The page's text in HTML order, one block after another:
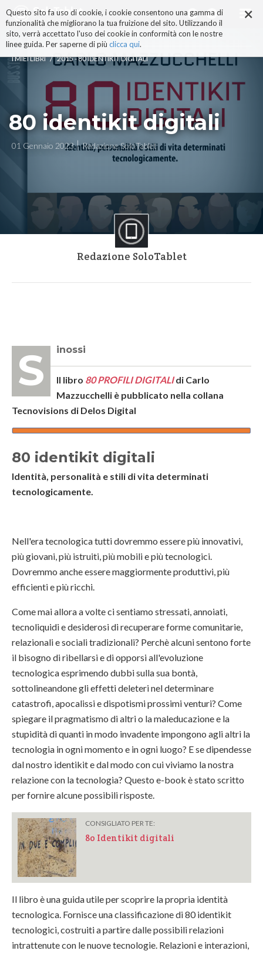
×
Questo sito fa uso di cookie, i cookie consentono una gamma di
funzionalità che migliorano la tua fruizione del sito. Utilizzando il
sito, verrà accettato l'uso dei cookie in conformità con le nostre
linee guida. Per saperne di più clicca qui.
ai
contenuti.
|
alla
navigazione
I MIEI LIBRI / 2015 - 80 IDENTIKIT DIGITALI
80 identikit digitali
01 Gennaio 2023 Redazione SoloTablet
Redazione SoloTablet
Sinossi
Il libro 80 PROFILI DIGITALI di Carlo
Mazzucchelli è pubblicato nella collana
Tecnovisions di Delos Digital
80 identikit digitali
Identità, personalità e stili di vita determinati
tecnologicamente.
Nell'era tecnologica tutti dovremmo essere più innovativi,
più giovani, più istruiti, più mobili e più tecnologici.
Dovremmo anche essere maggiormente produttivi, più
efficienti e più ricchi.
Come mai allora a volte ci sentiamo stressati, annoiati,
tecnoliquidi e desiderosi di recuperare forme comunitarie,
relazionali e sociali tradizionali? Perchè alcuni sentono forte
il bisogno di ribellarsi e di opporsi all'evoluzione
tecnologica esprimendo dubbi sulla sua bontà,
sottolineandone gli effetti deleteri nel determinare
catastrofi, apocalissi e dispotismi prossimi venturi? Come
spiegare il pragmatismo di altri o la maleducazione e la
stupidità di quanti in modo invadente impongono agli altri la
tecnologia in ogni momento e in ogni luogo? E se dipendesse
dal nostro identikit e dal modo con cui viviamo la nostra
relazione con la tecnologia? Questo e-book è stato scritto
per fornire alcune possibili risposte.
CONSIGLIATO PER TE:
8o Identikit digitali
Il libro è una guida utile per scoprire la propria identità
tecnologica. Fornisce una classificazione di 80 identikit
tecnologici, costruiti a partire dalle possibili relazioni
intrattenute con le nuove tecnologie. Relazioni e interazioni,